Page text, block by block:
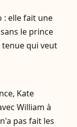
: elle fait une
le prince
tenue qui veut
Kate
William à
pas fait les